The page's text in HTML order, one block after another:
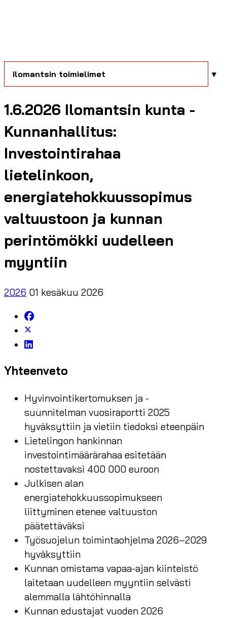
Ilomantsin toimielimet
1.6.2026 Ilomantsin kunta -
Kunnanhallitus:
Investointirahaa
lietelinkoon,
energiatehokkuussopimus
valtuustoon ja kunnan
perintömökki uudelleen
myyntiin
2026 01 kesäkuu 2026
Yhteenveto
Hyvinvointikertomuksen ja -
suunnitelman vuosiraportti 2025
hyväksyttiin ja vietiin tiedoksi eteenpäin
Lietelingon hankinnan
investointimäärärahaa esitetään
nostettavaksi 400 000 euroon
Julkisen alan
energiatehokkuussopimukseen
liittyminen etenee valtuuston
päätettäväksi
Työsuojelun toimintaohjelma 2026–2029
hyväksyttiin
Kunnan omistama vapaa-ajan kiinteistö
laitetaan uudelleen myyntiin selvästi
alemmalla lähtöhinnalla
Kunnan edustajat vuoden 2026